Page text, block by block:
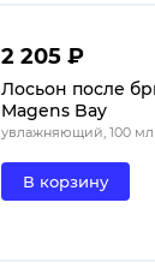
2 205 ₽
Лосьон после
Magens Bay
увлажняющий, 100 мл
В корзину